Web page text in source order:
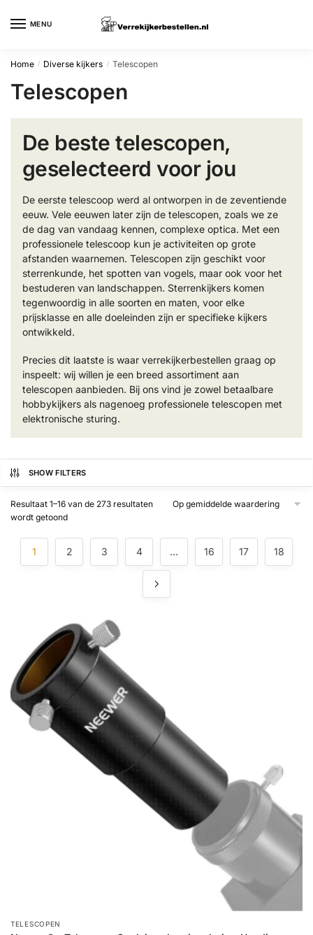
MENU
Home / Diverse kijkers / Telescopen
Telescopen
De beste telescopen,
geselecteerd voor jou
De eerste telescoop werd al ontworpen in de zeventiende
eeuw. Vele eeuwen later zijn de telescopen, zoals we ze
de dag van vandaag kennen, complexe optica. Met een
professionele telescoop kun je activiteiten op grote
afstanden waarnemen. Telescopen zijn geschikt voor
sterrenkunde, het spotten van vogels, maar ook voor het
bestuderen van landschappen. Sterrenkijkers komen
tegenwoordig in alle soorten en maten, voor elke
prijsklasse en alle doeleinden zijn er specifieke kijkers
ontwikkeld.
Precies dit laatste is waar verrekijkerbestellen graag op
inspeelt: wij willen je een breed assortiment aan
telescopen aanbieden. Bij ons vind je zowel betaalbare
hobbykijkers als nagenoeg professionele telescopen met
elektronische sturing.
SHOW FILTERS
Resultaat 1–16 van de 273 resultaten
wordt getoondGesorteerd
waardering
1 2 3 4 … 16 17 18
TELESCOPEN